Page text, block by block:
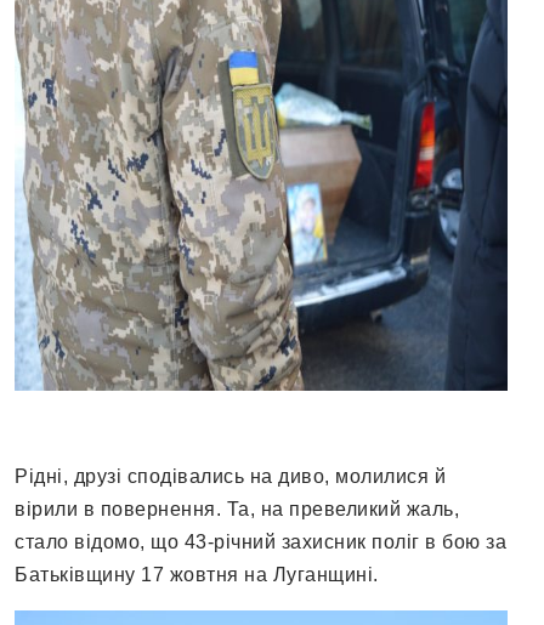
Рідні, друзі сподівались на диво, молилися й
вірили в повернення. Та, на превеликий жаль,
стало відомо, що 43-річний захисник поліг в бою за
Батьківщину 17 жовтня на Луганщині.